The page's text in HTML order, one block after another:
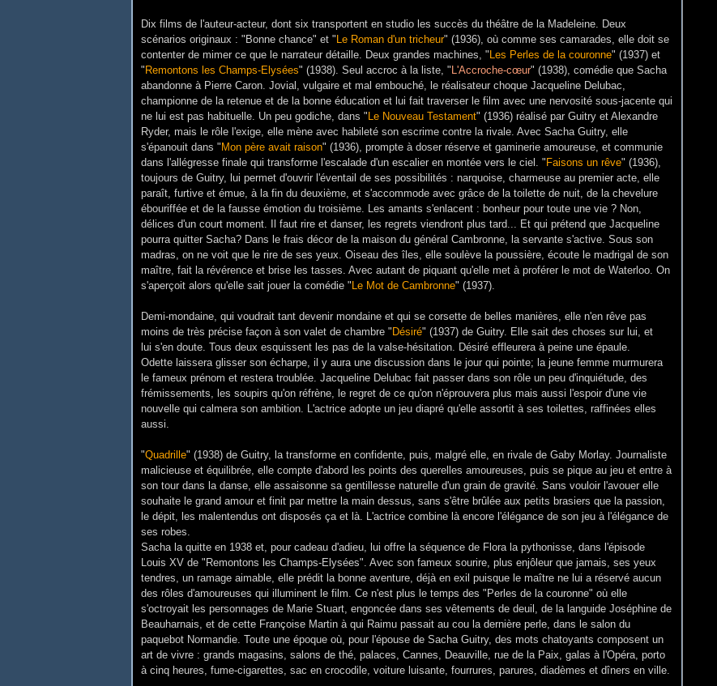
Dix films de l'auteur-acteur, dont six transportent en studio les succès du théâtre de la Madeleine. Deux
scénarios originaux : "Bonne chance" et " Le Roman d'un tricheur" (1936), où comme ses camarades, elle doit se
contenter de mimer ce que le narrateur détaille. Deux grandes machines, " Les Perles de la couronne" (1937) et
" Remontons les Champs-Elysées" (1938). Seul accroc à la liste, " L'Accroche-cœur" (1938), comédie que Sacha
abandonne à Pierre Caron. Jovial, vulgaire et mal embouché, le réalisateur choque Jacqueline Delubac,
championne de la retenue et de la bonne éducation et lui fait traverser le film avec une nervosité sous-jacente qui
ne lui est pas habituelle. Un peu godiche, dans " Le Nouveau Testament" (1936) réalisé par Guitry et Alexandre
Ryder, mais le rôle l'exige, elle mène avec habileté son escrime contre la rivale. Avec Sacha Guitry, elle
s'épanouit dans " Mon père avait raison" (1936), prompte à doser réserve et gaminerie amoureuse, et communie
dans l'allégresse finale qui transforme l'escalade d'un escalier en montée vers le ciel. " Faisons un rêve" (1936),
toujours de Guitry, lui permet d'ouvrir l'éventail de ses possibilités : narquoise, charmeuse au premier acte, elle
paraît, furtive et émue, à la fin du deuxième, et s'accommode avec grâce de la toilette de nuit, de la chevelure
ébouriffée et de la fausse émotion du troisième. Les amants s'enlacent : bonheur pour toute une vie ? Non,
délices d'un court moment. Il faut rire et danser, les regrets viendront plus tard... Et qui prétend que Jacqueline
pourra quitter Sacha? Dans le frais décor de la maison du général Cambronne, la servante s'active. Sous son
madras, on ne voit que le rire de ses yeux. Oiseau des îles, elle soulève la poussière, écoute le madrigal de son
maître, fait la révérence et brise les tasses. Avec autant de piquant qu'elle met à proférer le mot de Waterloo. On
s'aperçoit alors qu'elle sait jouer la comédie " Le Mot de Cambronne" (1937).
Demi-mondaine, qui voudrait tant devenir mondaine et qui se corsette de belles manières, elle n'en rêve pas
moins de très précise façon à son valet de chambre " Désiré" (1937) de Guitry. Elle sait des choses sur lui, et
lui s'en doute. Tous deux esquissent les pas de la valse-hésitation. Désiré effleurera à peine une épaule.
Odette laissera glisser son écharpe, il y aura une discussion dans le jour qui pointe; la jeune femme murmurera
le fameux prénom et restera troublée. Jacqueline Delubac fait passer dans son rôle un peu d'inquiétude, des
frémissements, les soupirs qu'on réfrène, le regret de ce qu'on n'éprouvera plus mais aussi l'espoir d'une vie
nouvelle qui calmera son ambition. L'actrice adopte un jeu diapré qu'elle assortit à ses toilettes, raffinées elles
aussi.
"Quadrille" (1938) de Guitry, la transforme en confidente, puis, malgré elle, en rivale de Gaby Morlay. Journaliste
malicieuse et équilibrée, elle compte d'abord les points des querelles amoureuses, puis se pique au jeu et entre à
son tour dans la danse, elle assaisonne sa gentillesse naturelle d'un grain de gravité. Sans vouloir l'avouer elle
souhaite le grand amour et finit par mettre la main dessus, sans s'être brûlée aux petits brasiers que la passion,
le dépit, les malentendus ont disposés ça et là. L'actrice combine là encore l'élégance de son jeu à l'élégance de
ses robes.
Sacha la quitte en 1938 et, pour cadeau d'adieu, lui offre la séquence de Flora la pythonisse, dans l'épisode
Louis XV de "Remontons les Champs-Elysées". Avec son fameux sourire, plus enjôleur que jamais, ses yeux
tendres, un ramage aimable, elle prédit la bonne aventure, déjà en exil puisque le maître ne lui a réservé aucun
des rôles d'amoureuses qui illuminent le film. Ce n'est plus le temps des "Perles de la couronne" où elle
s'octroyait les personnages de Marie Stuart, engoncée dans ses vêtements de deuil, de la languide Joséphine de
Beauharnais, et de cette Françoise Martin à qui Raimu passait au cou la dernière perle, dans le salon du
paquebot Normandie. Toute une époque où, pour l'épouse de Sacha Guitry, des mots chatoyants composent un
art de vivre : grands magasins, salons de thé, palaces, Cannes, Deauville, rue de la Paix, galas à l'Opéra, porto
à cinq heures, fume-cigarettes, sac en crocodile, voiture luisante, fourrures, parures, diadèmes et dîners en ville.